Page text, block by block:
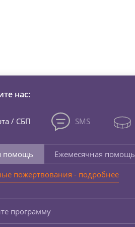
нас:
/ СБП SMS
помощь
Ежемесячная помощь
пожертвования - подробнее
программу